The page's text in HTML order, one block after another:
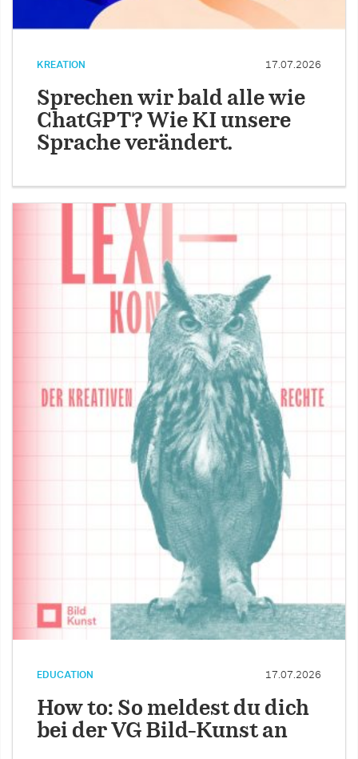
KREATION 17.07.2026
Sprechen wir bald alle wie
ChatGPT? Wie KI unsere
Sprache verändert.
EDUCATION 17.07.2026
How to: So meldest du dich
bei der VG Bild-Kunst an